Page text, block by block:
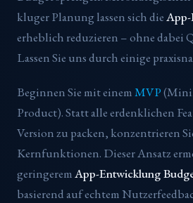
kluger Planung lassen sich die
erheblich reduzieren – ohne dabei
Lassen Sie uns durch einige
Beginnen Sie mit einemMVP
Product). Statt alle erdenklichen
Version zu packen, konzentrieren
Kernfunktionen. Dieser Ansatz
geringeremApp-Entwicklung
basierend auf echtem